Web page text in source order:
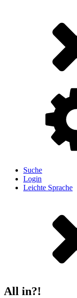
Suche
Login
Leichte Sprache
All in?!